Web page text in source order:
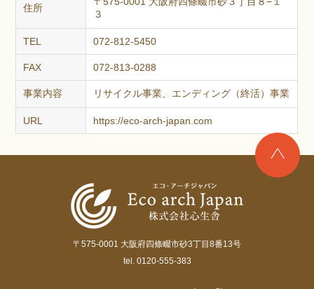
住所
３
TEL 072-812-5450
FAX 072-813-0288
事業内容 リサイクル事業、エンディング（終活）事業
URL https://eco-arch-japan.com
〒575-0001 大阪府四條畷市砂3丁目8番13号
tel. 0120-555-383